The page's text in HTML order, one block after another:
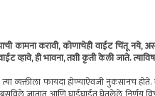
कामना करावी, कोणाचेही वाईट चिंतू
ही भावना, तशी कृती केली जाते.
व्यक्तीला फायदा होण्याऐवजी नुकसानच